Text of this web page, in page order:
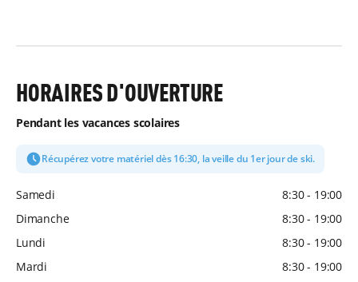
HORAIRES D'OUVERTURE
Pendant les vacances scolaires
Récupérez votre matériel dès 16:30, la veille du 1er jour de ski.
Samedi
8:30 - 19:00
Dimanche
8:30 - 19:00
Lundi
8:30 - 19:00
Mardi
8:30 - 19:00